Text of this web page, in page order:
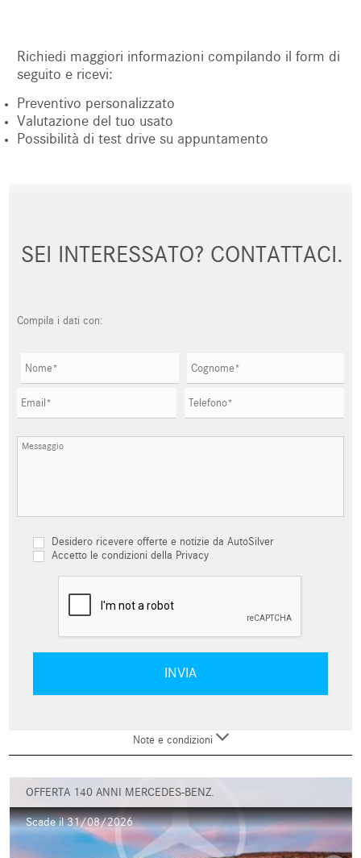
Richiedi maggiori informazioni compilando il form di
seguito e ricevi:
Preventivo personalizzato
Valutazione del tuo usato
Possibilità di test drive su appuntamento
SEI INTERESSATO? CONTATTACI.
Compila i dati con:
Desidero ricevere offerte e notizie da AutoSilver
Accetto le condizioni della Privacy
Note e condizioni
OFFERTA 140 ANNI MERCEDES-BENZ.
Scade il 31/08/2026